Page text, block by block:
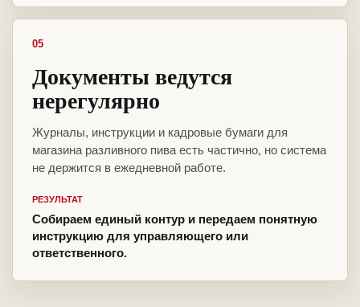
05
Документы ведутся
нерегулярно
Журналы, инструкции и кадровые бумаги для
магазина разливного пива есть частично, но система
не держится в ежедневной работе.
РЕЗУЛЬТАТ
Собираем единый контур и передаем понятную
инструкцию для управляющего или
ответственного.